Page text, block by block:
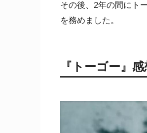
その後、2年の間にト
を務めました。
『 トーゴー』感